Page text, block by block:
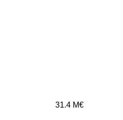
31.4 M€